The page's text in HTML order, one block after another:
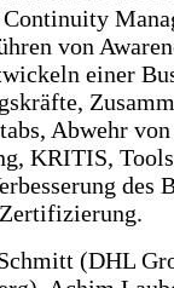
von
einer
Abwehr von
KRITIS,
des
(DHL